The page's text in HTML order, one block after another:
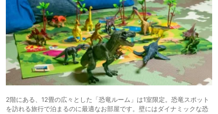
2階にある、12畳の広々とした「恐竜ルーム」は1室限定。恐竜スポット
を訪れる旅行で泊まるのに最適なお部屋です。壁にはダイナミックな恐